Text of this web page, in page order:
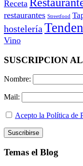
Receta
restaurantes Streetfood
hostelería
Vino
SUSCRIPCION
Nombre:
Mail:
Acepto la Política de
Temas el Blog